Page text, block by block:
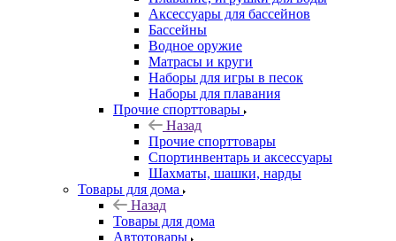
Аксессуары для бассейнов
Бассейны
Водное оружие
Матрасы и круги
Наборы для игры в песок
Наборы для плавания
Прочие спорттовары
Назад
Прочие спорттовары
Спортинвентарь и аксессуары
Шахматы, шашки, нарды
Товары для дома
Назад
Товары для дома
Автотовары